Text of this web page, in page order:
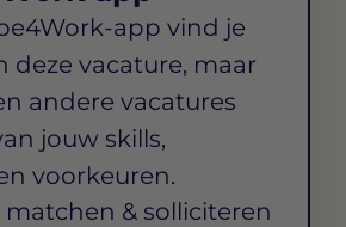
app vind je
deze vacature, maar
andere vacatures
jouw skills,
voorkeuren.
matchen & solliciteren